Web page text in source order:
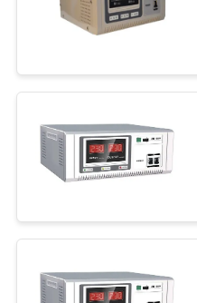
ΕΙΔΉΣΕΙΣ
ΖΗΤΉΣΤΕ
ΠΡΟΣΦΟΡΆ
PWM UPS
UPS